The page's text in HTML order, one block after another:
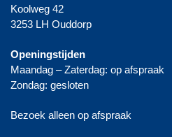
Koolweg 42
3253 LH Ouddorp
Openingstijden
Maandag – Zaterdag: op afspraak
Zondag: gesloten
Bezoek alleen op afspraak